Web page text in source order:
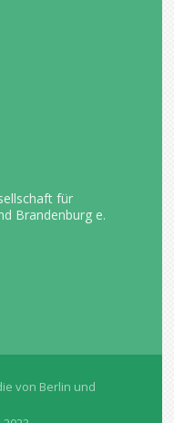
für
Brandenburg e.
von Berlin und